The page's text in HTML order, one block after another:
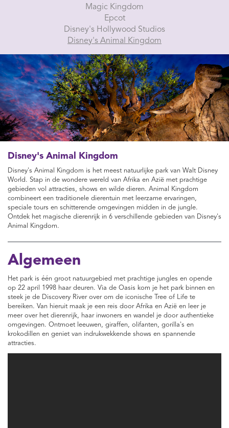
Magic Kingdom
Epcot
Disney's Hollywood Studios
Disney's Animal Kingdom
Disney's Animal Kingdom
Disney's Animal Kingdom is het meest natuurlijke park van Walt Disney
World. Stap in de wondere wereld van Afrika en Azië met prachtige
gebieden vol attracties, shows en wilde dieren. Animal Kingdom
combineert een traditionele dierentuin met leerzame ervaringen,
speciale tours en schitterende omgevingen midden in de jungle.
Ontdek het magische dierenrijk in 6 verschillende gebieden van Disney's
Animal Kingdom.
Algemeen
Het park is één groot natuurgebied met prachtige jungles en opende
op 22 april 1998 haar deuren. Via de Oasis kom je het park binnen en
steek je de Discovery River over om de iconische Tree of Life te
bereiken. Van hieruit maak je een reis door Afrika en Azië en leer je
meer over het dierenrijk, haar inwoners en wandel je door authentieke
omgevingen. Ontmoet leeuwen, giraffen, olifanten, gorilla's en
krokodillen en geniet van indrukwekkende shows en spannende
attracties.